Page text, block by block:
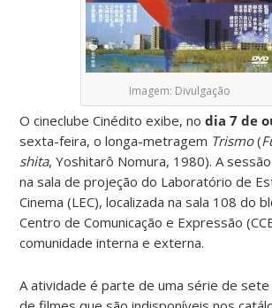
Imagem: Divulgação
O cineclube Cinédito exibe, nodia 7 de
sexta-feira, o longa-metragem Trismo(
shita, Yoshitarô Nomura, 1980). A
na sala de projeção do Laboratório de
Cinema (LEC), localizada na sala 108 do
Centro de Comunicação e Expressão
comunidade interna e externa.
A atividade é parte de uma série de